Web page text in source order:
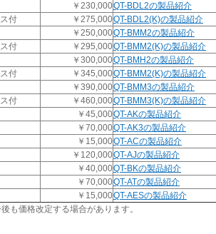
￥230,000QT-BDL2の製品紹介
付 ￥275,000QT-BDL2(K)の製品紹介
￥250,000QT-BMM2の製品紹介
付 ￥295,000QT-BMM2(K)の製品紹介
￥300,000QT-BMH2の製品紹介
付 ￥345,000QT-BMM2(K)の製品紹介
￥390,000QT-BMM3の製品紹介
付 ￥460,000QT-BMM3(K)の製品紹介
￥45,000QT-AKの製品紹介
￥70,000QT-AK3の製品紹介
￥15,000QT-ACの製品紹介
￥120,000QT-AJの製品紹介
￥40,000QT-BKの製品紹介
￥70,000QT-ATの製品紹介
￥15,000QT-AESの製品紹介
も価格改定する場合があります。